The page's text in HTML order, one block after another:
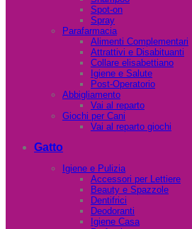
Spot-on
Spray
Parafarmacia
Alimenti Complementari
Attrattivi e Disabituanti
Collare elisabettiano
Igiene e Salute
Post-Operatorio
Abbigliamento
Vai al reparto
Giochi per Cani
Vai al reparto giochi
Gatto
Igiene e Pulizia
Accessori per Lettiere
Beauty e Spazzole
Dentifrici
Deodoranti
Igiene Casa